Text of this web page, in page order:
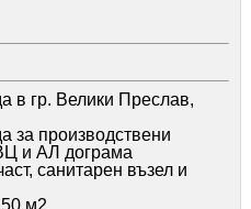
в гр. Велики Преслав,
за производствени
и АЛ дограма
санитарен възел и
м2